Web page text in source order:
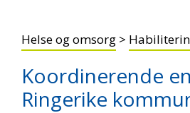
Helse og omsorg >
Koordinerende
Ringerike